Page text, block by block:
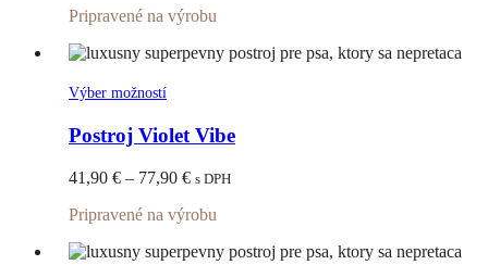
môžete
vybrať
stránke
produktu.
14,90 €
18,90 €
Pripravené na výrobu
Výber možnostíTento
má
viacero
variantov.
Možnosti
si
môžete
vybrať
Postroj Violet Vibe
41,90 € – 77,90 €Price
41,90 €
77,90 €
s DPH
Pripravené na výrobu